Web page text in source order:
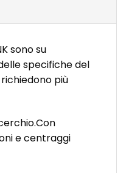
sono su
specifiche del
più
e centraggi